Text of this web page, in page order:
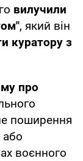
вилучили
, який він
куратору з
про
поширення
або
воєнного